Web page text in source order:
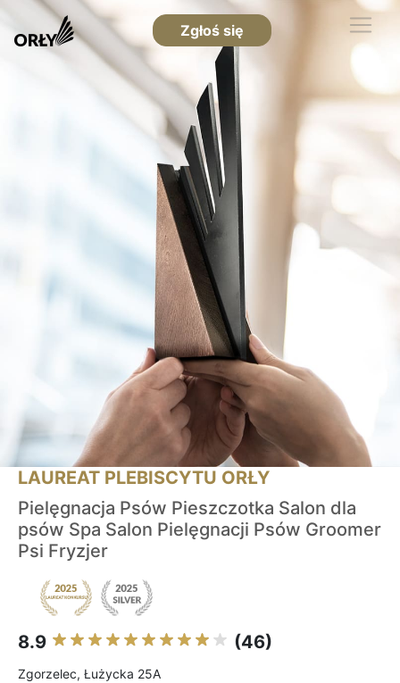
Zgłoś się
LAUREAT PLEBISCYTU ORŁY
Pielęgnacja Psów Pieszczotka Salon dla
psów Spa Salon Pielęgnacji Psów Groomer
Psi Fryzjer
8.9 (46)
Zgorzelec, Łużycka 25A